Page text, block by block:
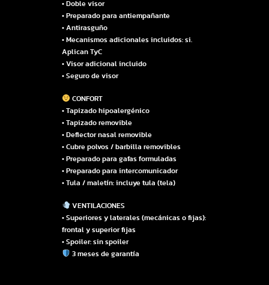
• Doble visor
• Preparado para antiempañante
• Antirasguño
• Mecanismos adicionales incluidos: si.
Aplican TyC
• Visor adicional incluido
• Seguro de visor
CONFORT
• Tapizado hipoalergénico
• Tapizado removible
• Deflector nasal removible
• Cubre polvos / barbilla removibles
• Preparado para gafas formuladas
• Preparado para intercomunicador
• Tula / maletín: incluye tula (tela)
VENTILACIONES
• Superiores y laterales (mecánicas o fijas):
frontal y superior fijas
• Spoiler: sin spoiler
3 meses de garantía